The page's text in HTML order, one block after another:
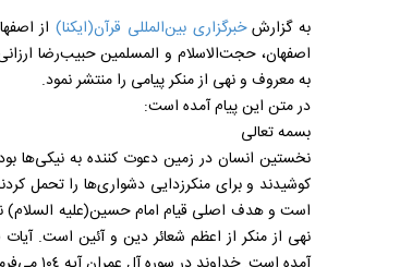
به گزارشخبرگزاری بین‌المللی قرآن(ایکنا)از
اصفهان، حجت‌الاسلام و المسلمین حبیب‌رضا
به معروف و نهی از منکر پیامی را منتشر نمود.
در متن این پیام آمده است:
بسمه تعالی
نخستین انسان در زمین دعوت کننده به نیکی‌ها
کوشیدند و برای منکرزدایی دشواری‌ها را تحمل
است و هدف اصلی قیام امام حسین(علیه السلام)
نهی از منکر از اعظم شعائر دین و آئین است.